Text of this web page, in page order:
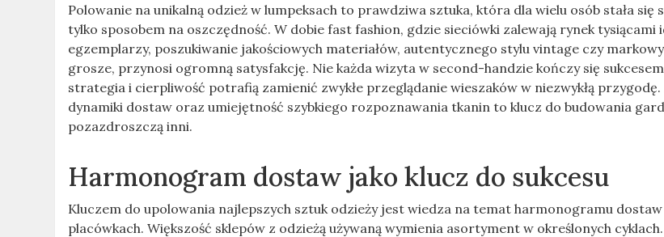
Polowanie na unikalną odzież w lumpeksach to prawdziwa sztuka, która dla wielu osób stała się
tylko sposobem na oszczędność. W dobie fast fashion, gdzie sieciówki zalewają rynek tysiącami
egzemplarzy, poszukiwanie jakościowych materiałów, autentycznego stylu vintage czy
grosze, przynosi ogromną satysfakcję. Nie każda wizyta w second-handzie kończy się
strategia i cierpliwość potrafią zamienić zwykłe przeglądanie wieszaków w niezwykłą
dynamiki dostaw oraz umiejętność szybkiego rozpoznawania tkanin to klucz do budowania
pozazdroszczą inni.
Harmonogram dostaw jako klucz do sukcesu
Kluczem do upolowania najlepszych sztuk odzieży jest wiedza na temat harmonogramu dostaw
placówkach. Większość sklepów z odzieżą używaną wymienia asortyment w określonych cyklach.